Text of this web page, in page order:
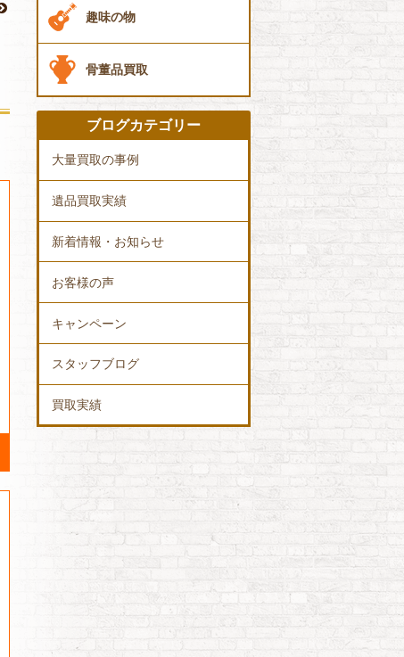
趣味の物
骨董品買取
ブログカテゴリー
大量買取の事例
遺品買取実績
新着情報・お知らせ
お客様の声
キャンペーン
スタッフブログ
買取実績